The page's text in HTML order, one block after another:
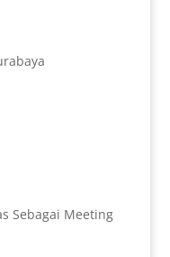
Sebagai Meeting